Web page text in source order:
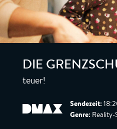
DIE
teuer!
Sendezeit:
Genre: Reality-